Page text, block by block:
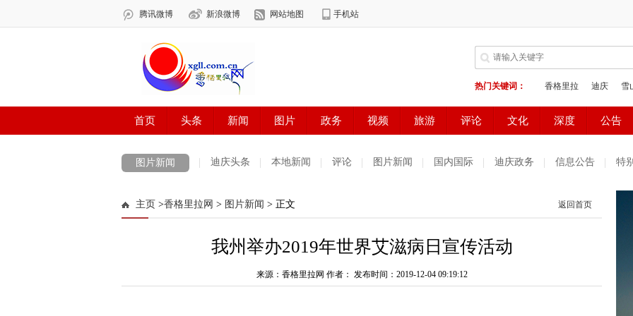
图片新闻 迪庆头条 本地新闻 评论 图片新闻 国内国际 迪庆政务 信息公告 特
主页 >香格里拉网 > 图片新闻 > 正文 返回首页
我州举办2019年世界艾滋病日宣传活动
来源：香格里拉网 作者： 发布时间：2019-12-04 09:19:12